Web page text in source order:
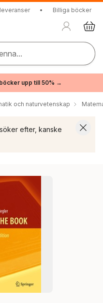
• Billiga böcker
upp till 50% →
och naturvetenskap
efter, kanske